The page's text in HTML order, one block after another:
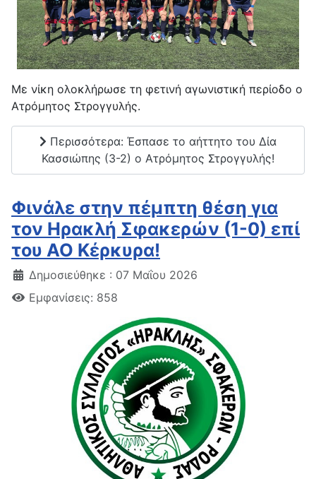
Με νίκη ολοκλήρωσε τη φετινή αγωνιστική περίοδο ο
Ατρόμητος Στρογγυλής.
Περισσότερα: Έσπασε το αήττητο του Δία
Κασσιώπης (3-2) ο Ατρόμητος Στρογγυλής!
Φινάλε στην πέμπτη θέση για
τον Ηρακλή Σφακερών (1-0) επί
του ΑΟ Κέρκυρα!
Δημοσιεύθηκε : 07 Μαΐου 2026
Εμφανίσεις: 858